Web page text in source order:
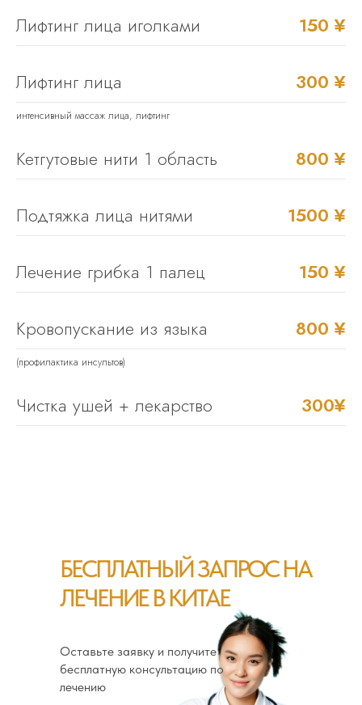
Лифтинг лица иголками 150 ¥
Лифтинг лица 300 ¥
интенсивный массаж лица, лифтинг
Кетгутовые нити 1 область 800 ¥
Подтяжка лица нитями 1500 ¥
Лечение грибка 1 палец 150 ¥
Кровопускание из языка 800 ¥
(профилактика инсультов)
Чистка ушей + лекарство 300¥
БЕСПЛАТНЫЙ ЗАПРОС НА
ЛЕЧЕНИЕ В КИТАЕ
Оставьте заявку и получите
бесплатную консультацию по
лечению